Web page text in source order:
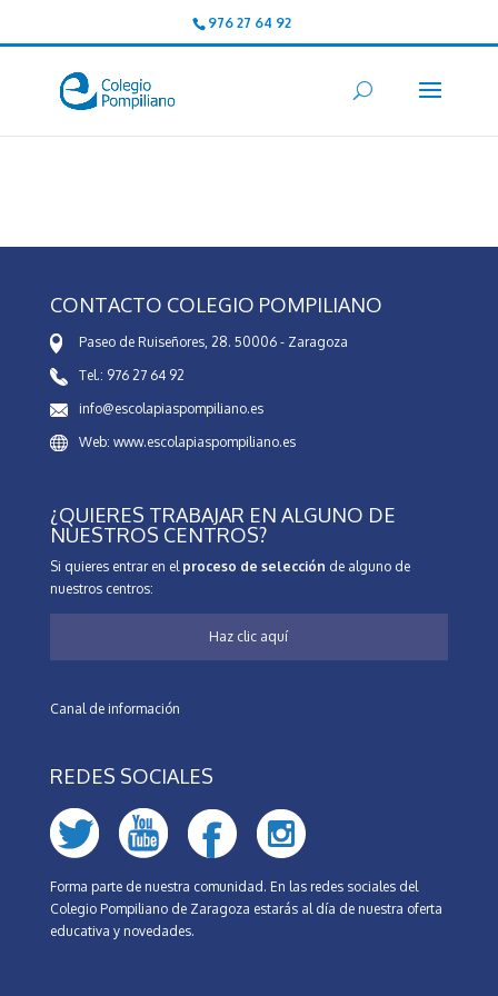
976 27 64 92
CONTACTO COLEGIO POMPILIANO
Paseo de Ruiseñores, 28. 50006 - Zaragoza
Tel.: 976 27 64 92
info@escolapiaspompiliano.es
Web: www.escolapiaspompiliano.es
¿QUIERES TRABAJAR EN ALGUNO DE
NUESTROS CENTROS?
Si quieres entrar en el proceso de selección de alguno de
nuestros centros:
Haz clic aquí
Canal de información
REDES SOCIALES
Forma parte de nuestra comunidad. En las redes sociales del
Colegio Pompiliano de Zaragoza estarás al día de nuestra oferta
educativa y novedades.